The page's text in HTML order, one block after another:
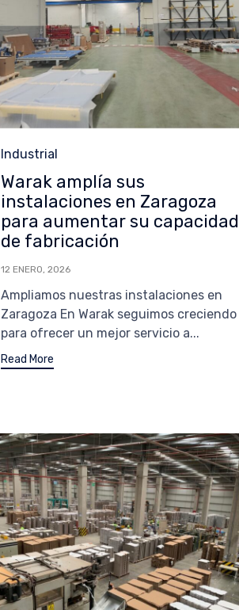
Category
Industrial
Warak amplía sus
instalaciones en Zaragoza
para aumentar su capacidad
de fabricación
12 ENERO, 2026
Ampliamos nuestras instalaciones en
Zaragoza En Warak seguimos creciendo
para ofrecer un mejor servicio a...
Read More